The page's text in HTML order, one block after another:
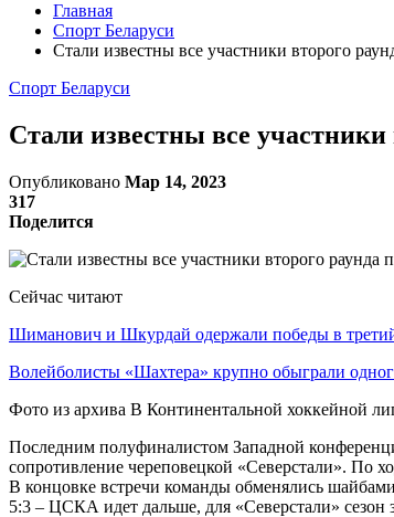
Главная
Спорт Беларуси
Стали известны все участники второго
Спорт Беларуси
Стали известны все
Опубликовано Мар 14, 2023
317
Поделится
Сейчас читают
Шиманович и Шкурдай одержали победы в
Волейболисты «Шахтера» крупно обыграли
Фото из архива В Континентальной хоккейной
Последним полуфиналистом Западной
сопротивление череповецкой «Северстали». По
В концовке встречи команды обменялись
5:3 – ЦСКА идет дальше, для «Северстали» сезон